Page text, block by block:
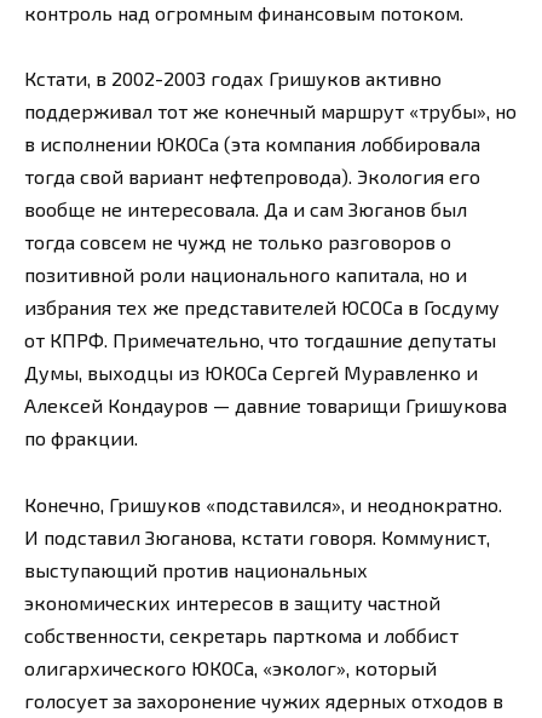
контроль над огромным финансовым потоком.
Кстати, в 2002-2003 годах Гришуков активно
поддерживал тот же конечный маршрут «трубы», но
в исполнении ЮКОСа (эта компания лоббировала
тогда свой вариант нефтепровода). Экология его
вообще не интересовала. Да и сам Зюганов был
тогда совсем не чужд не только разговоров о
позитивной роли национального капитала, но и
избрания тех же представителей ЮСОСа в Госдуму
от КПРФ. Примечательно, что тогдашние депутаты
Думы, выходцы из ЮКОСа Сергей Муравленко и
Алексей Кондауров — давние товарищи Гришукова
по фракции.
Конечно, Гришуков «подставился», и неоднократно.
И подставил Зюганова, кстати говоря. Коммунист,
выступающий против национальных
экономических интересов в защиту частной
собственности, секретарь парткома и лоббист
олигархического ЮКОСа, «эколог», который
голосует за захоронение чужих ядерных отходов в